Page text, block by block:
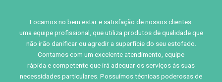
Focamos no bem estar e satisfação de nossos clientes.
uma equipe profissional, que utiliza produtos de qualidade que
não irão danificar ou agredir a superfície do seu estofado.
Contamos com um excelente atendimento, equipe
rápida e competente que irá adequar os serviços às suas
necessidades particulares. Possuímos técnicas poderosas de